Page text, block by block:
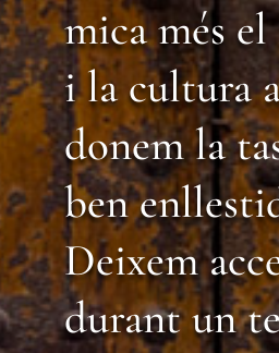
mica més
i la cultura
donem la
ben
Deixem
durant un